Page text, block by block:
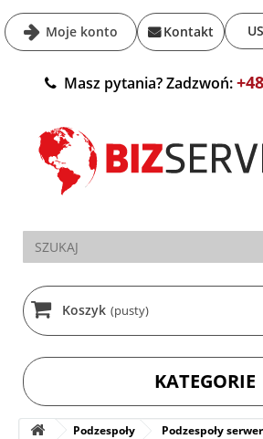
Moje konto Kontakt
Masz pytania? Zadzwoń:
Koszyk (pusty)
KATEGORIE
Podzespoły
Podzespoły